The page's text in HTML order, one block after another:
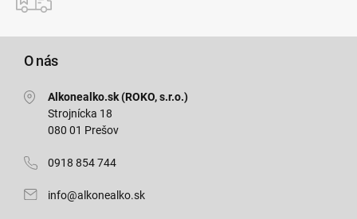
O nás
Alkonealko.sk (ROKO, s.r.o.)
Strojnícka 18
080 01 Prešov
0918 854 744
info@alkonealko.sk